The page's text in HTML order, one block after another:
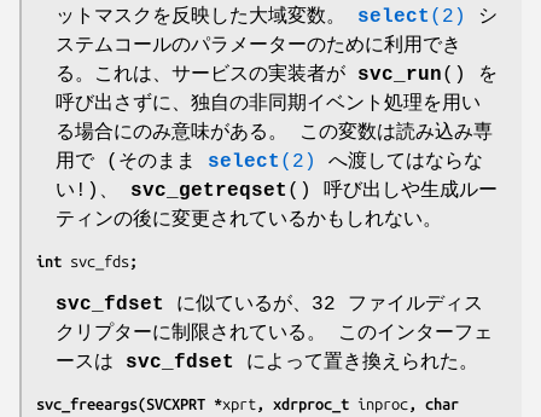
ットマスクを反映した大域変数。 select (2)
シ
ステムコールのパラメーターのために利用でき
る。これは、サービスの実装者が svc_run() を
呼び出さずに、独自の非同期イベント処理を用い
る場合にのみ意味がある。 この変数は読み込み専
用で (そのまま select (2)
へ渡してはならな
い!)、 svc_getreqset () 呼び出しや生成ルー
ティンの後に変更されているかもしれない。
int svc_fds ;
svc_fdset
に似ているが、32 ファイルディス
クリプターに制限されている。 このインターフェ
ースは svc_fdset によって置き換えられた。
svc_freeargs(SVCXPRT *xprt , xdrproc_t inproc , char